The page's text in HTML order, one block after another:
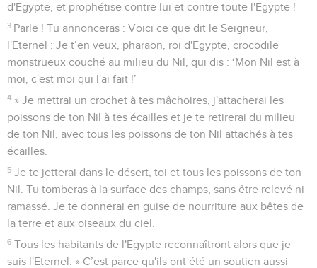
d'Egypte, et prophétise contre lui et contre toute l'Egypte !
3 Parle ! Tu annonceras : Voici ce que dit le Seigneur,
l'Eternel : Je t’en veux, pharaon, roi d'Egypte, crocodile
monstrueux couché au milieu du Nil, qui dis : ‘Mon Nil est à
moi, c'est moi qui l'ai fait !’
4 » Je mettrai un crochet à tes mâchoires, j'attacherai les
poissons de ton Nil à tes écailles et je te retirerai du milieu
de ton Nil, avec tous les poissons de ton Nil attachés à tes
écailles.
5 Je te jetterai dans le désert, toi et tous les poissons de ton
Nil. Tu tomberas à la surface des champs, sans être relevé ni
ramassé. Je te donnerai en guise de nourriture aux bêtes de
la terre et aux oiseaux du ciel.
6 Tous les habitants de l'Egypte reconnaîtront alors que je
suis l'Eternel. » C’est parce qu'ils ont été un soutien aussi